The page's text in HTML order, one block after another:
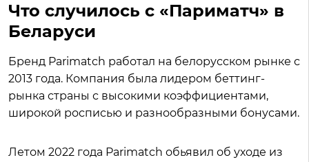
Что случилось с «Париматч» в
Беларуси
Бренд Parimatch работал на белорусском рынке с
2013 года. Компания была лидером беттинг-
рынка страны с высокими коэффициентами,
широкой росписью и разнообразными бонусами.
Летом 2022 года Parimatch обьявил об уходе из